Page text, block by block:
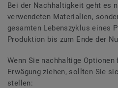
Bei der Nachhaltigkeit geht es
verwendeten Materialien,
gesamten Lebenszyklus eines
Produktion bis zum Ende der
Wenn Sie nachhaltige
Erwägung ziehen, sollten Sie
stellen: